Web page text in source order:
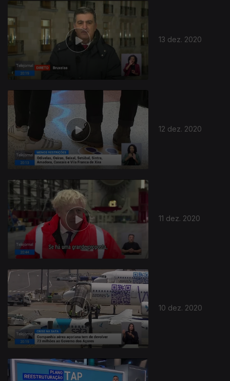
13 dez. 2020
12 dez. 2020
11 dez. 2020
10 dez. 2020
511044